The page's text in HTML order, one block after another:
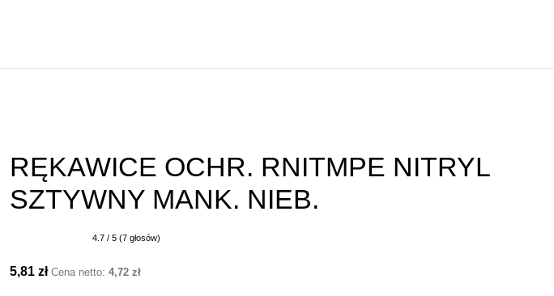
RĘKAWICE OCHR. RNITMPE NITRYL
SZTYWNY MANK. NIEB.
4.7 / 5 (7 głosów)
5,81 zł Cena netto: 4,72 zł